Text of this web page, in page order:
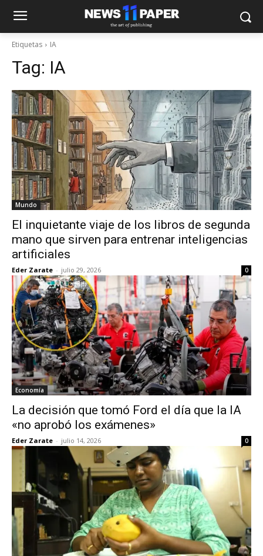
Etiquetas IA
Tag: IA
Mundo
El inquietante viaje de los libros de segunda
mano que sirven para entrenar inteligencias
artificiales
Eder Zarate - julio 29, 2026 0
Economía
La decisión que tomó Ford el día que la IA
«no aprobó los exámenes»
Eder Zarate - julio 14, 2026 0